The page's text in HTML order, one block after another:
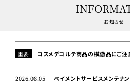
お知らせ
重要 コスメデコルテ商品の模倣品にご注
2026.08.05
ペイメントサービスメンテナ